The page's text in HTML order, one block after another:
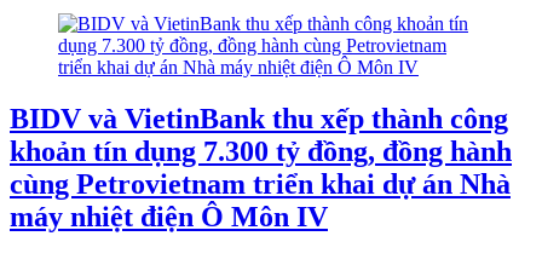
BIDV và VietinBank thu xếp thành công
khoản tín dụng 7.300 tỷ đồng, đồng hành
cùng Petrovietnam triển khai dự án Nhà
máy nhiệt điện Ô Môn IV